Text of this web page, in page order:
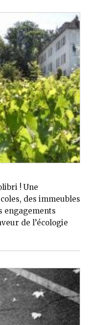
! Une
des immeubles
engagements
de l’écologie